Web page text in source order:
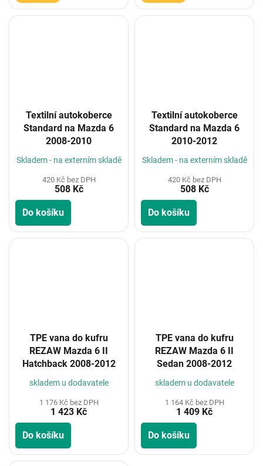
Textilní autokoberce
Standard na Mazda 6
2008-2010
Skladem - na externím skladě
420 Kč bez DPH
508 Kč
Do košíku
Textilní autokoberce
Standard na Mazda 6
2010-2012
Skladem - na externím skladě
420 Kč bez DPH
508 Kč
Do košíku
TPE vana do kufru
REZAW Mazda 6 II
Hatchback 2008-2012
skladem u dodavatele
1 176 Kč bez DPH
1 423 Kč
Do košíku
TPE vana do kufru
REZAW Mazda 6 II
Sedan 2008-2012
skladem u dodavatele
1 164 Kč bez DPH
1 409 Kč
Do košíku